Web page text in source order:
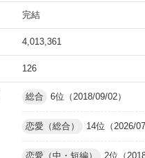
完結
4,013,361
126
総合 6位（2018/09/02）
恋愛（総合） 14位（2026/
恋愛（中・短編） 2位（